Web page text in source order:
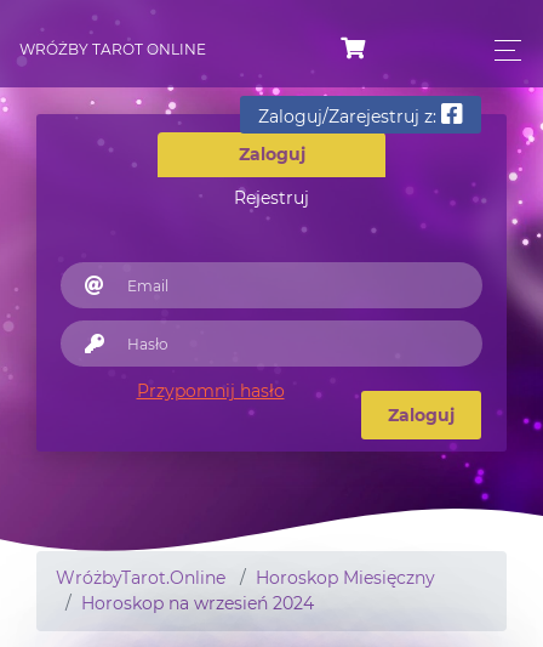
WRÓŻBY TAROT ONLINE
Zaloguj
Rejestruj
Zaloguj/Zarejestruj z:
Przypomnij hasło
Zaloguj
WróżbyTarot.Online
Horoskop Miesięczny
Horoskop na wrzesień 2024